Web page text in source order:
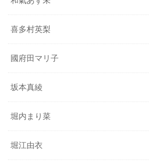
喜多村英梨
國府田マリ子
坂本真綾
堀内まり菜
堀江由衣